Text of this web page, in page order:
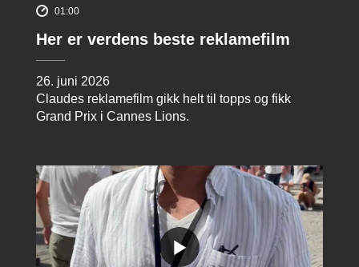
01:00
Her er verdens beste reklamefilm
26. juni 2026
Claudes reklamefilm gikk helt til topps og fikk
Grand Prix i Cannes Lions.